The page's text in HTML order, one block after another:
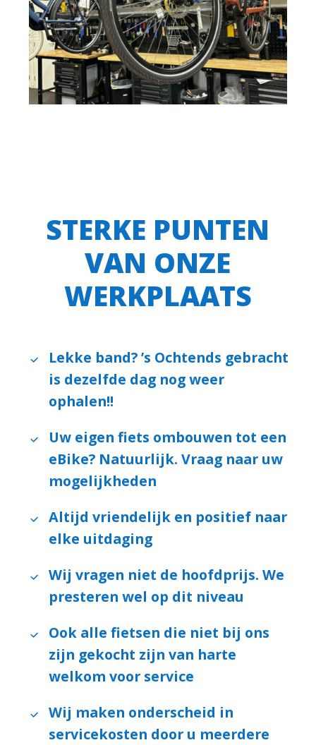
STERKE PUNTEN
VAN ONZE
WERKPLAATS
Lekke band? ’s Ochtends gebracht
is dezelfde dag nog weer
ophalen!!
Uw eigen fiets ombouwen tot een
eBike? Natuurlijk. Vraag naar uw
mogelijkheden
Altijd vriendelijk en positief naar
elke uitdaging
Wij vragen niet de hoofdprijs. We
presteren wel op dit niveau
Ook alle fietsen die niet bij ons
zijn gekocht zijn van harte
welkom voor service
Wij maken onderscheid in
servicekosten door u meerdere